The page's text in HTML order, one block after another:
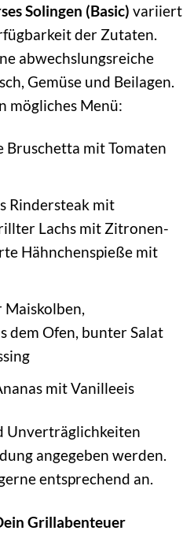
Solingen (Basic) variiert
der Zutaten.
abwechslungsreiche
Gemüse und Beilagen.
mögliches Menü:
Bruschetta mit Tomaten
Rindersteak mit
Lachs mit Zitronen-
Hähnchenspieße mit
dem Ofen, bunter Salat
mit Vanilleeis
Unverträglichkeiten
angegeben werden.
entsprechend an.
Grillabenteuer